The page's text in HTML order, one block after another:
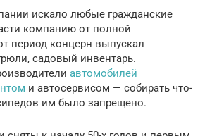
искало любые гражданские
компанию от полной
период концерн выпускал
садовый инвентарь.
автомобилей
и автосервисом — собирать что-
им было запрещено.